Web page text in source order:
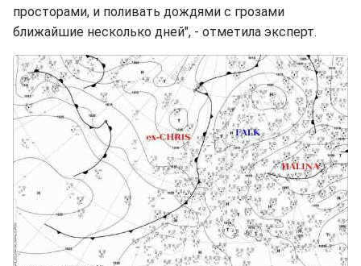
просторами, и поливать дождями с грозами
ближайшие несколько дней", - отметила эксперт.